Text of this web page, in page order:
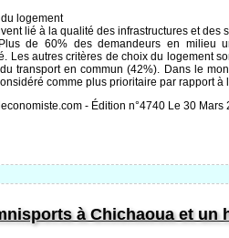
du logement
lié à la qualité des infrastructures et
de 60% des demandeurs en milieu
Les autres critères de choix du logement
transport en commun (42%). Dans le
comme plus prioritaire par rapport à
- Édition n°4740 Le 30 Mars
à Chichaoua et un